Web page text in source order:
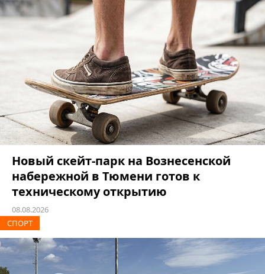
Новый скейт-парк на Вознесенской
набережной в Тюмени готов к
техническому открытию
08.08.2026
СПОРТ